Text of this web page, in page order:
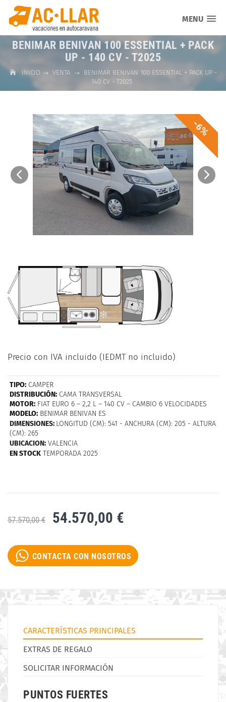
MENU
BENIMAR BENIVAN 100 ESSENTIAL + PACK
UP - 140 CV - T2025
INICIO VENTA
BENIMAR BENIVAN 100 ESSENTIAL + PACK UP -
140 CV - T2025
-6%
Precio con IVA incluido (IEDMT no incluido)
TIPO: CAMPER
DISTRIBUCIÓN: CAMA TRANSVERSAL
MOTOR: FIAT EURO 6 – 2,2 L – 140 CV – CAMBIO 6 VELOCIDADES
MODELO: BENIMAR BENIVAN ES
DIMENSIONES: LONGITUD (CM): 541 - ANCHURA (CM): 205 - ALTURA
(CM): 265
UBICACION: VALENCIA
EN STOCK TEMPORADA 2025
57.570,00 € 54.570,00 €
CONTACTA CON NOSOTROS
CARACTERÍSTICAS PRINCIPALES
EXTRAS DE REGALO
SOLICITAR INFORMACIÓN
PUNTOS FUERTES